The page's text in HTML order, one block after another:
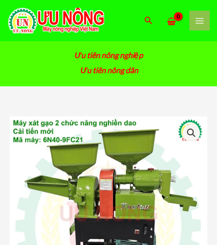
tới
nội
dung
Tìm
Ưu tiên nông nghiệp
Ưu tiên nông dân